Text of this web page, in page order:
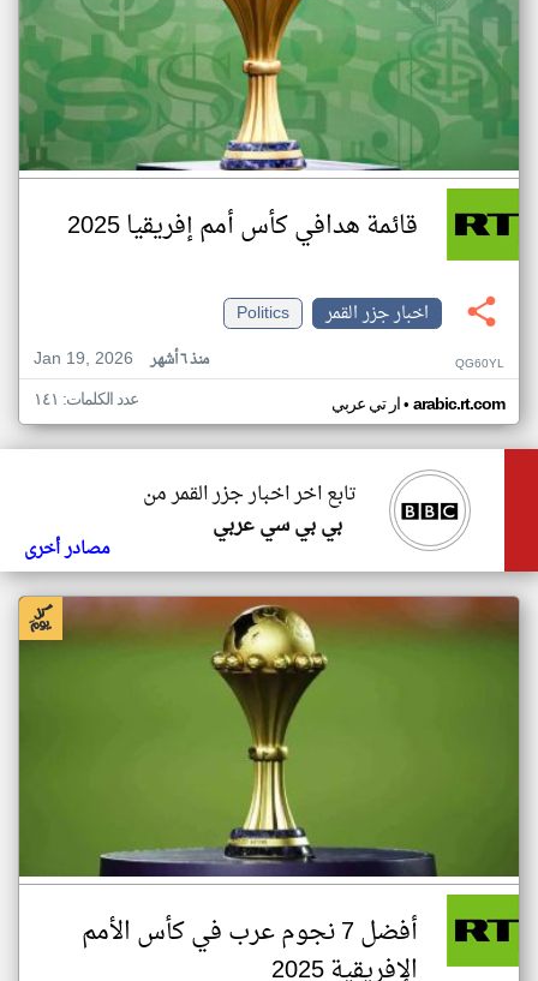
قائمة هدافي كأس أمم إفريقيا 2025
اخبار جزر القمر
Politics
Jan 19, 2026
منذ ٦ أشهر QG60YL
ار تي عربي• arabic.rt.com عدد الكلمات: ١٤١
تابع اخر اخبار جزر القمر من
بي بي سي عربي
مصادر أخرى
أفضل 7 نجوم عرب في كأس الأمم
الإفريقية 2025